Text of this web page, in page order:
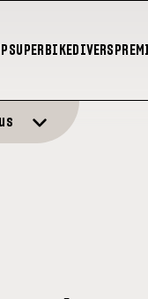
SUPERBIKEDIVERS